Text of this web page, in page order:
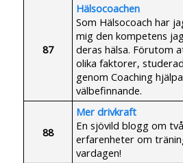
87
Hälsocoachen
Som Hälsocoach har
mig den kompetens
deras hälsa. Förutom
olika faktorer,
genom Coaching
välbefinnande.
88
Mer drivkraft
En sjövild blogg om
erfarenheter om
vardagen!